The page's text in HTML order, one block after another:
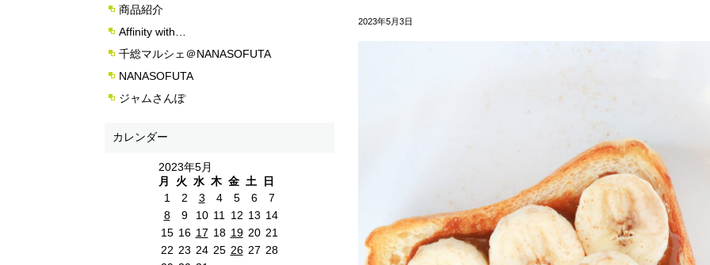
2023年5月3日
商品紹介
Affinity with…
千総マルシェ＠NANASOFUTA
NANASOFUTA
ジャムさんぽ
カレンダー
2023年5月
月
火 水 木 金 土
日
1
2 3 4 5 6
7
8
9 10 11 12 13 14
15 16 17 18 19 20 21
22 23 24 25 26 27 28